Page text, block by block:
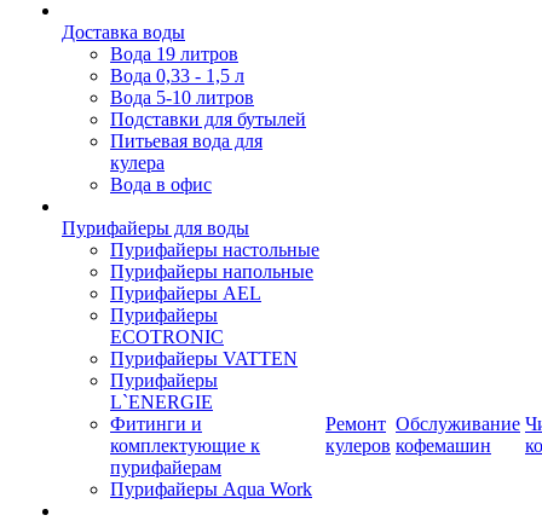
Доставка воды
Вода 19 литров
Вода 0,33 - 1,5 л
Вода 5-10 литров
Подставки для бутылей
Питьевая вода для
кулера
Вода в офис
Пурифайеры для воды
Пурифайеры настольные
Пурифайеры напольные
Пурифайеры AEL
Пурифайеры
ECOTRONIC
Пурифайеры VATTEN
Пурифайеры
L`ENERGIE
Фитинги и
комплектующие к
пурифайерам
Пурифайеры Aqua Work
Ремонт
кулеров
Обслуживание
кофемашин